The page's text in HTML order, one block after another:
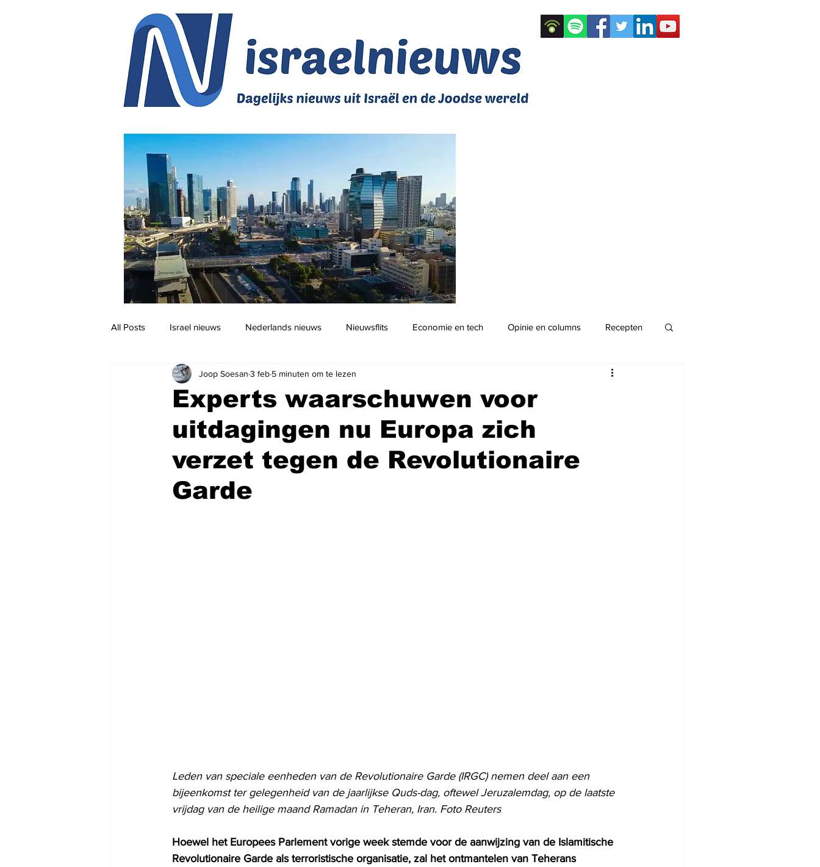
All Posts Israel nieuws Nederlands nieuws Nieuwsflits Economie en tech Opinie en columns Recepten
Jodendom en cultuur Podcast
Experts waarschuwen voor
uitdagingen nu Europa zich
verzet tegen de Revolutionaire
Garde
Joop Soesan 3 feb 5 minuten om te lezen
Leden van speciale eenheden van de Revolutionaire Garde (IRGC) nemen deel aan een
bijeenkomst ter gelegenheid van de jaarlijkse Quds-dag, oftewel Jeruzalemdag, op de laatste
vrijdag van de heilige maand Ramadan in Teheran, Iran. Foto Reuters
Hoewel het Europees Parlement vorige week stemde voor de aanwijzing van de Islamitische
Revolutionaire Garde als terroristische organisatie, zal het ontmantelen van Teherans